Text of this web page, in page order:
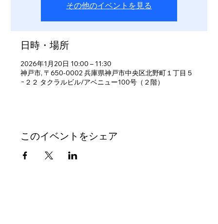
その他のイベントを見る
日時・場所
2026年1月20日 10:00 – 11:30
神戸市, 〒650-0002 兵庫県神戸市中央区北野町１丁目５
−２２ タクラルビル/アベニュー100号（２階）
このイベントをシェア